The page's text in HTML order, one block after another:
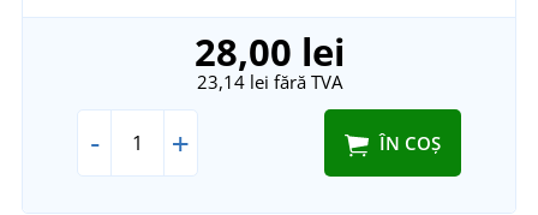
28,00 lei
23,14 lei fără TVA
- + ÎN COȘ